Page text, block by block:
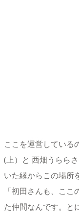
ここを運営している
(上）と 西畑うらら
いた縁からこの場所
「初田さんも、こ
た仲間なんです。と